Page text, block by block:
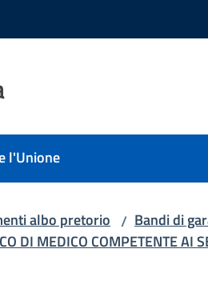
l'Unione
albo pretorio / Bandi di
DI MEDICO COMPETENTE